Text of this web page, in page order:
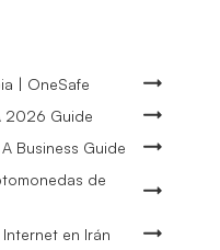
| OneSafe
2026 Guide
Business Guide
de
en Irán